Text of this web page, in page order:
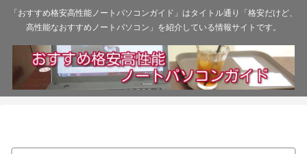
「おすすめ格安高性能ノートパソコンガイド」はタイトル通り「格安だけど、
高性能なおすすめノートパソコン」を紹介している情報サイトです。